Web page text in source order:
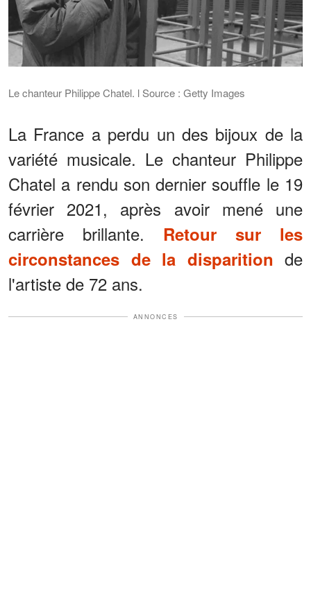
Le chanteur Philippe Chatel. l Source : Getty Images
La France a perdu un des bijoux de la
variété musicale. Le chanteur Philippe
Chatel a rendu son dernier souffle le 19
février 2021, après avoir mené une
carrière brillante. Retour sur les
circonstances de la disparition de
l'artiste de 72 ans.
ANNONCES